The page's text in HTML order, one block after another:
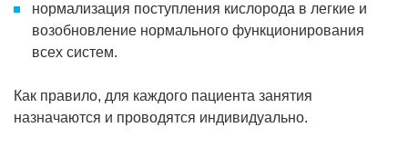
нормализация поступления кислорода в легкие и
возобновление нормального функционирования
всех систем.
Как правило, для каждого пациента занятия
назначаются и проводятся индивидуально.